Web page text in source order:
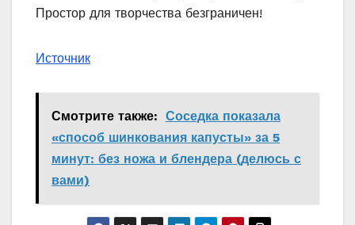
Простор для творчества безграничен!
Источник
Смотрите также: Соседка показала
«способ шинкования капусты» за 5
минут: без ножа и блендера (делюсь с
вами)